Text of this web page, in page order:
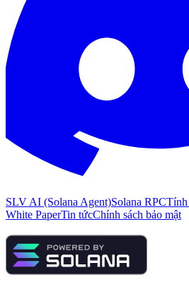
SLV AI (Solana Agent)Solana RPCTính
White PaperTin tứcChính sách bảo mật